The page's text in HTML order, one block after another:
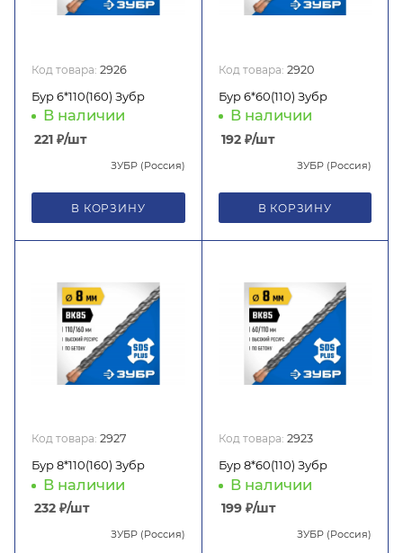
Код товара: 2926
Бур 6*110(160) Зубр
В наличии
221 ₽/шт
ЗУБР (Россия)
В КОРЗИНУ
Код товара: 2920
Бур 6*60(110) Зубр
В наличии
192₽/шт
ЗУБР (Россия)
В КОРЗИНУ
Код товара: 2927
Бур 8*110(160) Зубр
В наличии
232 ₽/шт
ЗУБР (Россия)
Код товара: 2923
Бур 8*60(110) Зубр
В наличии
199₽/шт
ЗУБР (Россия)